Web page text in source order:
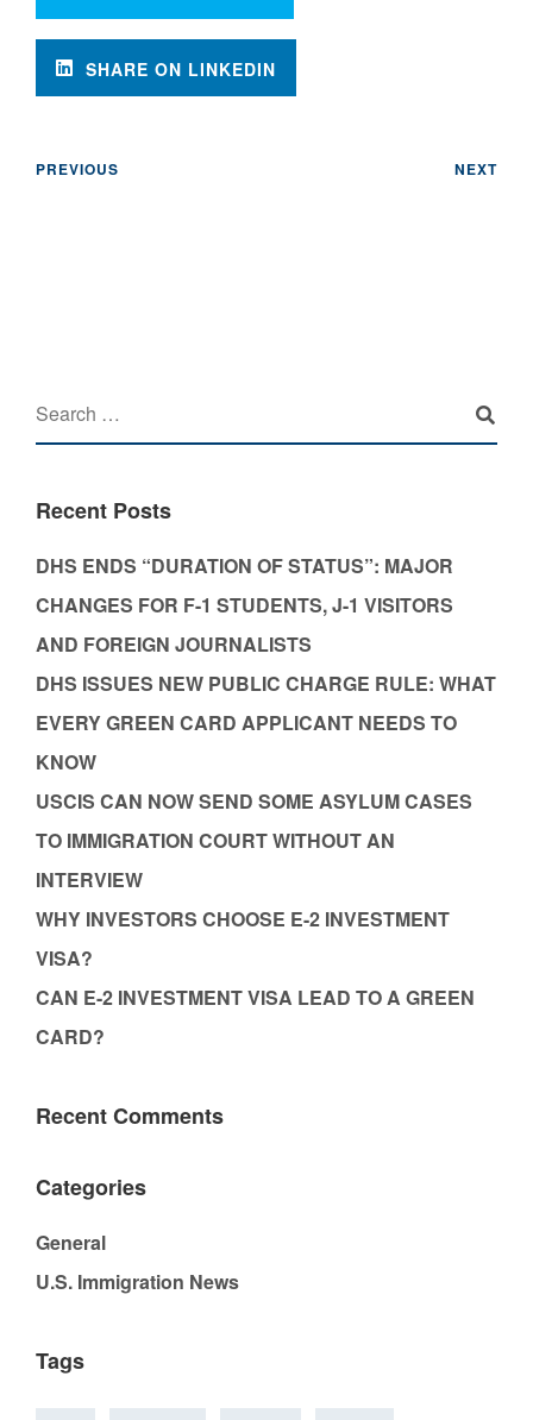
SHARE ON LINKEDIN
PREVIOUS NEXT
Recent Posts
DHS ENDS “DURATION OF STATUS”: MAJOR
CHANGES FOR F-1 STUDENTS, J-1 VISITORS
AND FOREIGN JOURNALISTS
DHS ISSUES NEW PUBLIC CHARGE RULE: WHAT
EVERY GREEN CARD APPLICANT NEEDS TO
KNOW
USCIS CAN NOW SEND SOME ASYLUM CASES
TO IMMIGRATION COURT WITHOUT AN
INTERVIEW
WHY INVESTORS CHOOSE E-2 INVESTMENT
VISA?
CAN E-2 INVESTMENT VISA LEAD TO A GREEN
CARD?
Recent Comments
Categories
General
U.S. Immigration News
Tags